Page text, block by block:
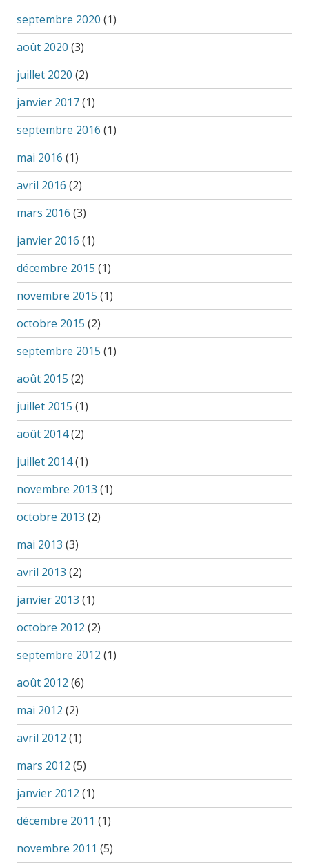
septembre 2020 (1)
août 2020 (3)
juillet 2020 (2)
janvier 2017(1)
septembre 2016 (1)
mai 2016 (1)
avril 2016 (2)
mars 2016 (3)
janvier 2016 (1)
décembre 2015 (1)
novembre 2015 (1)
octobre 2015 (2)
septembre 2015 (1)
août 2015 (2)
juillet 2015 (1)
août 2014(2)
juillet 2014(1)
novembre 2013 (1)
octobre 2013 (2)
mai 2013 (3)
avril 2013 (2)
janvier 2013 (1)
octobre 2012 (2)
septembre 2012 (1)
août 2012 (6)
mai 2012 (2)
avril 2012 (1)
mars 2012 (5)
janvier 2012 (1)
décembre 2011 (1)
novembre 2011 (5)